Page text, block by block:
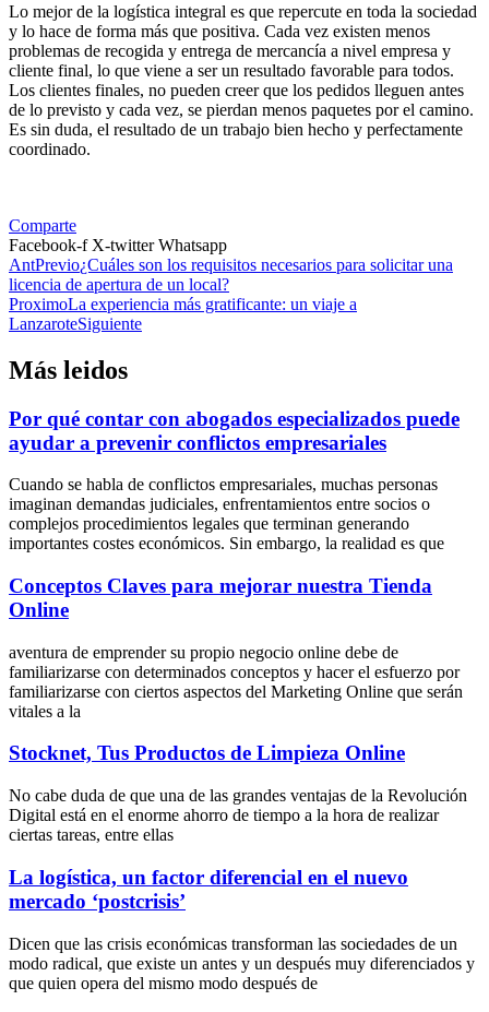
Lo mejor de la logística integral es que repercute en toda la sociedad
y lo hace de forma más que positiva. Cada vez existen menos
problemas de recogida y entrega de mercancía a nivel empresa y
cliente final, lo que viene a ser un resultado favorable para todos.
Los clientes finales, no pueden creer que los pedidos lleguen antes
de lo previsto y cada vez, se pierdan menos paquetes por el camino.
Es sin duda, el resultado de un trabajo bien hecho y perfectamente
coordinado.
Comparte
Facebook-f X-twitter Whatsapp
AntPrevio¿Cuáles son los requisitos necesarios para solicitar una
licencia de apertura de un local?
ProximoLa experiencia más gratificante: un viaje a
LanzaroteSiguiente
Más leidos
Por qué contar con abogados especializados puede
ayudar a prevenir conflictos empresariales
Cuando se habla de conflictos empresariales, muchas personas
imaginan demandas judiciales, enfrentamientos entre socios o
complejos procedimientos legales que terminan generando
importantes costes económicos. Sin embargo, la realidad es que
Conceptos Claves para mejorar nuestra Tienda
Online
aventura de emprender su propio negocio online debe de
familiarizarse con determinados conceptos y hacer el esfuerzo por
familiarizarse con ciertos aspectos del Marketing Online que serán
vitales a la
Stocknet, Tus Productos de Limpieza Online
No cabe duda de que una de las grandes ventajas de la Revolución
Digital está en el enorme ahorro de tiempo a la hora de realizar
ciertas tareas, entre ellas
La logística, un factor diferencial en el nuevo
mercado ‘postcrisis’
Dicen que las crisis económicas transforman las sociedades de un
modo radical, que existe un antes y un después muy diferenciados y
que quien opera del mismo modo después de